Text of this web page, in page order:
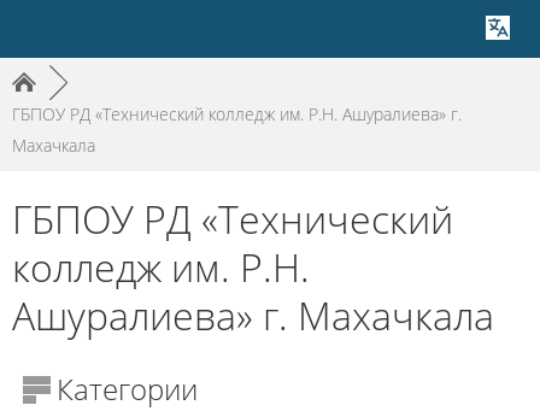
►
ГБПОУ РД «Технический колледж им. Р.Н. Ашуралиева» г.
Махачкала
ГБПОУ РД «Технический
колледж им. Р.Н.
Ашуралиева» г. Махачкала
Категории